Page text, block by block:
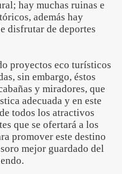
hay muchas ruinas e
además hay
disfrutar de deportes
proyectos eco turísticos
sin embargo, éstos
y miradores, que
adecuada y en este
todos los atractivos
que se ofertará a los
promover este destino
mejor guardado del